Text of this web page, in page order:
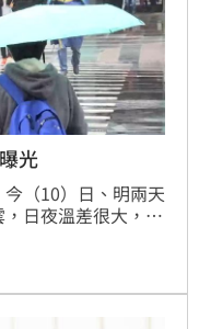
光
（10）日、明兩天
日夜溫差很大，早
宵節活動應有備